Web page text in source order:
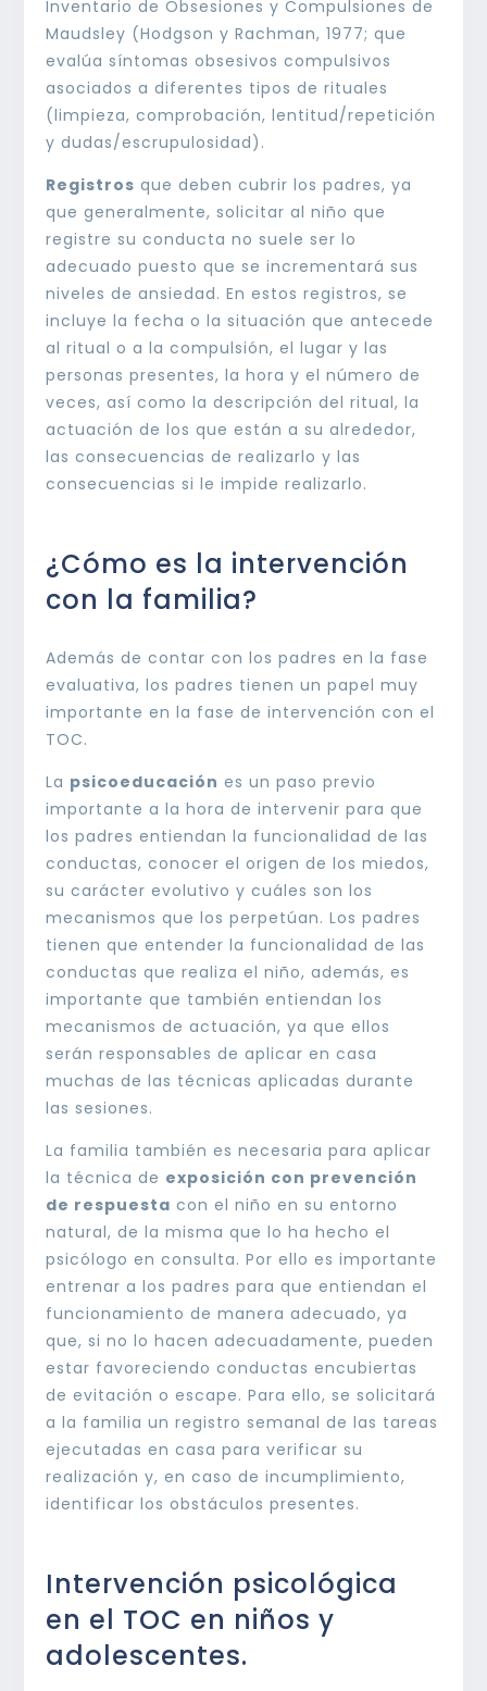
Inventario de Obsesiones y Compulsiones de
Maudsley (Hodgson y Rachman, 1977; que
evalúa síntomas obsesivos compulsivos
asociados a diferentes tipos de rituales
(limpieza, comprobación, lentitud/repetición
y dudas/escrupulosidad).
Registros que deben cubrir los padres, ya
que generalmente, solicitar al niño que
registre su conducta no suele ser lo
adecuado puesto que se incrementará sus
niveles de ansiedad. En estos registros, se
incluye la fecha o la situación que antecede
al ritual o a la compulsión, el lugar y las
personas presentes, la hora y el número de
veces, así como la descripción del ritual, la
actuación de los que están a su alrededor,
las consecuencias de realizarlo y las
consecuencias si le impide realizarlo.
¿Cómo es la intervención
con la familia?
Además de contar con los padres en la fase
evaluativa, los padres tienen un papel muy
importante en la fase de intervención con el
TOC.
La psicoeducación es un paso previo
importante a la hora de intervenir para que
los padres entiendan la funcionalidad de las
conductas, conocer el origen de los miedos,
su carácter evolutivo y cuáles son los
mecanismos que los perpetúan. Los padres
tienen que entender la funcionalidad de las
conductas que realiza el niño, además, es
importante que también entiendan los
mecanismos de actuación, ya que ellos
serán responsables de aplicar en casa
muchas de las técnicas aplicadas durante
las sesiones.
La familia también es necesaria para aplicar
la técnica de exposición con prevención
de respuesta con el niño en su entorno
natural, de la misma que lo ha hecho el
psicólogo en consulta. Por ello es importante
entrenar a los padres para que entiendan el
funcionamiento de manera adecuado, ya
que, si no lo hacen adecuadamente, pueden
estar favoreciendo conductas encubiertas
de evitación o escape. Para ello, se solicitará
a la familia un registro semanal de las tareas
ejecutadas en casa para verificar su
realización y, en caso de incumplimiento,
identificar los obstáculos presentes.
Intervención psicológica
en el TOC en niños y
adolescentes.